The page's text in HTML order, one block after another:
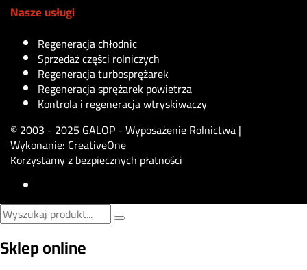
Nasze usługi
Regeneracja chłodnic
Sprzedaż części rolniczych
Regeneracja turbosprężarek
Regeneracja sprężarek powietrza
Kontrola i regeneracja wtryskiwaczy
© 2003 - 2025 GALOP - Wyposażenie Rolnictwa |
Wykonanie: CreativeOne
Korzystamy z bezpiecznych płatności
Sklep online